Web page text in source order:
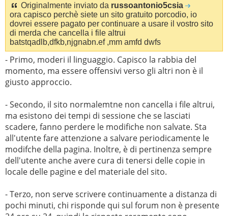
Originalmente inviato da russoantonio5csia
ora capisco perchè siete un sito gratuito porcodio, io
dovrei essere pagato per continuare a usare il vostro sito
di merda che cancella i file altrui
batstqadlb,dfkb,njgnabn.ef ,mm amfd dwfs
- Primo, moderi il linguaggio. Capisco la rabbia del
momento, ma essere offensivi verso gli altri non è il
giusto approccio.
- Secondo, il sito normalemtne non cancella i file altrui,
ma esistono dei tempi di sessione che se lasciati
scadere, fanno perdere le modifiche non salvate. Sta
all'utente fare attenzione a salvare periodicamente le
modifche della pagina. Inoltre, è di pertinenza sempre
dell'utente anche avere cura di tenersi delle copie in
locale delle pagine e del materiale del sito.
- Terzo, non serve scrivere continuamente a distanza di
pochi minuti, chi risponde qui sul forum non è presente